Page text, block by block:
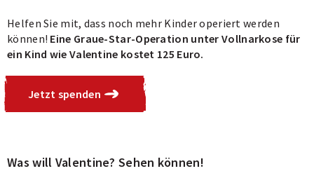
Helfen Sie mit, dass noch mehr Kinder operiert werden
können! Eine Graue-Star-Operation unter Vollnarkose für
ein Kind wie Valentine kostet 125 Euro.
Jetzt spenden
Was will Valentine? Sehen können!